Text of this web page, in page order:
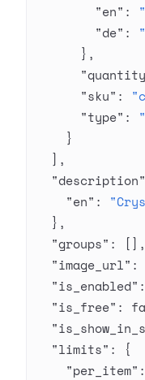
        "en"
:
        "de"
:
      },
      "sku"
:
      "type"
:
    }
  ],
  "description"
    "en"
:
  },
  "groups"
: [],
  "image_url"
:
  "is_enabled"
:
  "is_free"
:
  "limits"
: {
    "per_item"
: